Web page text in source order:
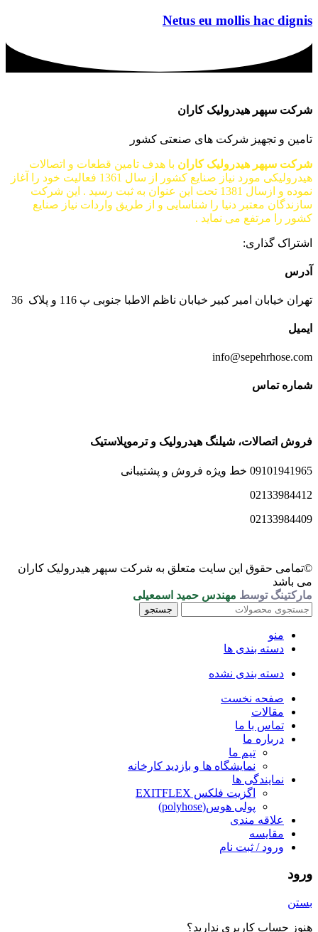
Netus eu mollis hac dignis
شرکت سپهر هیدرولیک کاران
تامین و تجهیز شرکت های صنعتی کشور
شرکت سپهر هیدرولیک کاران با هدف تامین قطعات و اتصالات
هیدرولیکی مورد نیاز صنایع کشور از سال 1361 فعالیت خود را آغاز
نموده و ازسال 1381 تحت این عنوان به ثبت رسید . این شرکت
سازندگان معتبر دنیا را شناسایی و از طریق واردات نیاز صنایع
کشور را مرتفع می نماید .
اشتراک گذاری:
آدرس
تهران خیابان امیر کبیر خیابان ناظم الاطبا جنوبی پ 116 و پلاک 36
ایمیل
info@sepehrhose.com
شماره تماس
فروش اتصالات، شیلنگ هیدرولیک و ترموپلاستیک
09101941965 خط ویژه فروش و پشتیبانی
02133984412
02133984409
©تمامی حقوق این سایت متعلق به شرکت سپهر هیدرولیک کاران
می باشد
مارکتینگ توسط مهندس حمید اسمعیلی
جستجو
منو
دسته بندی ها
دسته بندی نشده
صفحه نخست
مقالات
تماس با ما
درباره ما
تیم ما
نمایشگاه ها و بازدید کارخانه
نمایندگی ها
اگزیت فلکس EXITFLEX
پولی هوس(polyhose)
علاقه مندی
مقایسه
ورود / ثبت نام
ورود
بستن
هنوز حساب کاربری ندارید؟